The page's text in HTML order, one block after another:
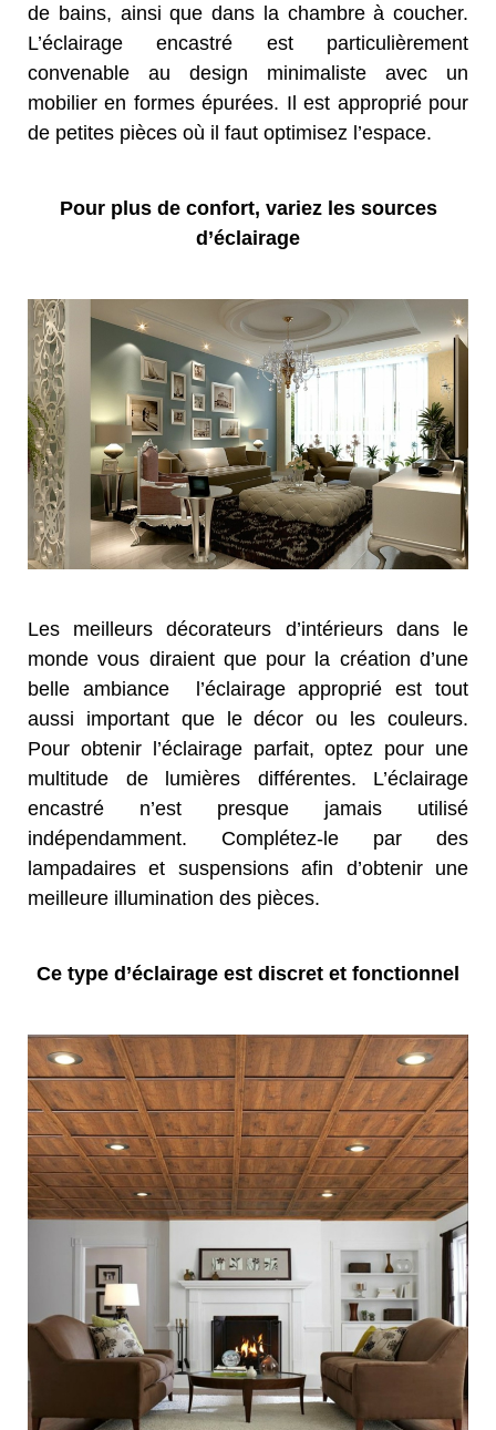
de bains, ainsi que dans la chambre à coucher.
L’éclairage encastré est particulièrement
convenable au design minimaliste avec un
mobilier en formes épurées. Il est approprié pour
de petites pièces où il faut optimisez l’espace.
Pour plus de confort, variez les sources
d’éclairage
Les meilleurs décorateurs d’intérieurs dans le
monde vous diraient que pour la création d’une
belle ambiance l’éclairage approprié est tout
aussi important que le décor ou les couleurs.
Pour obtenir l’éclairage parfait, optez pour une
multitude de lumières différentes. L’éclairage
encastré n’est presque jamais utilisé
indépendamment. Complétez-le par des
lampadaires et suspensions afin d’obtenir une
meilleure illumination des pièces.
Ce type d’éclairage est discret et fonctionnel